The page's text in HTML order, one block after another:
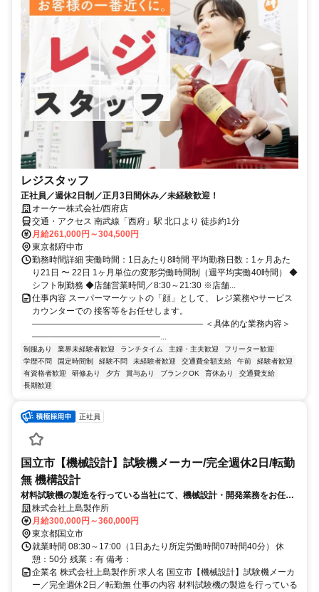
レジスタッフ
正社員／週休2日制／正月3日間休み／未経験歓迎！
オーケー株式会社/西府店
交通・アクセス 南武線「西府」駅 北口より 徒歩約1分
月給261,000円～304,500円
東京都府中市
勤務時間詳細 実働時間：1日あたり8時間 平均勤務日数：1ヶ月あた
り21日 〜 22日 1ヶ月単位の変形労働時間制（週平均実働40時間） ◆
シフト制勤務 ◆店舗営業時間／8:30～21:30 ※店舗...
仕事内容 スーパーマーケットの「顔」として、 レジ業務やサービス
カウンターでの 接客等をお任せします。
―――――――――――――――――――― ＜具体的な業務内容＞
―――――――――――――――...
制服あり 業界未経験者歓迎 ランチタイム 主婦・主夫歓迎
フリーター歓迎
学歴不問
固定時間制 経験不問 未経験者歓迎 交通費全額支給 午前
経験者歓迎
有資格者歓迎
研修あり 夕方 賞与あり ブランクOK 育休あり
交通費支給
長期歓迎
正社員
国立市【機械設計】試験機メーカー/完全週休2日/転勤
無 機構設計
材料試験機の製造を行っている当社にて、機械設計・開発業務をお任せ
いたします。製品企画から設計、動作検証まで一貫して携われるため、
モノづくりに深く関わることが可能です。
株式会社上島製作所
月給300,000円～360,000円
東京都国立市
就業時間 08:30～17:00（1日あたり所定労働時間07時間40分） 休
憩：50分 残業：有 備考：
企業名 株式会社上島製作所 求人名 国立市【機械設計】試験機メーカ
ー／完全週休2日／転勤無 仕事の内容 材料試験機の製造を行っている